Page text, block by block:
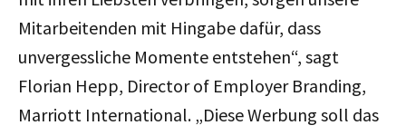
Mitarbeitenden mit Hingabe dafür, dass
unvergessliche Momente entstehen“, sagt
Florian Hepp, Director of Employer Branding,
Marriott International. „Diese Werbung soll das